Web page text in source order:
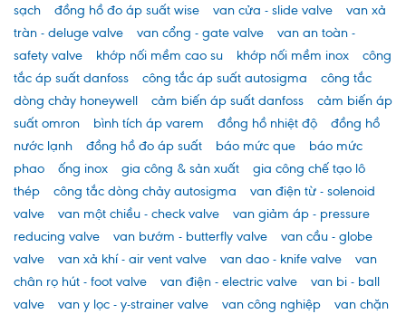
sạch
đồng hồ đo áp suất wise van cửa - slide valve
van xả
tràn - deluge valve
van cổng - gate valve
van an toàn -
safety valve
khớp nối mềm cao su khớp nối mềm inox
công
tắc áp suất danfoss
công tắc áp suất autosigma
công tắc
dòng chảy honeywell
cảm biến áp suất danfoss
cảm biến áp
suất omron
bình tích áp varem đồng hồ nhiệt độ
đồng hồ
nước lạnh
đồng hồ đo áp suất báo mức que
báo mức
phao
ống inox gia công & sản xuất
gia công chế tạo lô
thép
công tắc dòng chảy autosigma
van điện từ - solenoid
valve
van một chiều - check valve
van giảm áp - pressure
reducing valve
van bướm - butterfly valve
van cầu - globe
valve
van xả khí - air vent valve van dao - knife valve
van
chân rọ hút - foot valve
van điện - electric valve
van bi - ball
valve
van y lọc - y-strainer valve van công nghiệp
van chặn